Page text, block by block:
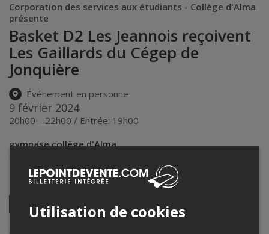
Corporation des services aux étudiants - Collège d'Alma
présente
Basket D2 Les Jeannois reçoivent
Les Gaillards du Cégep de
Jonquière
Événement en personne
9 février 2024
20h00 – 22h00 / Entrée: 19h00
gymnase collège d'Alma
Partagez cet événement
Facebook LinkedinPinterestEnvoyer
Utilisation de cookies